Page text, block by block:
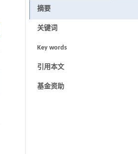
摘要
关键词
Key words
引用本文
基金资助